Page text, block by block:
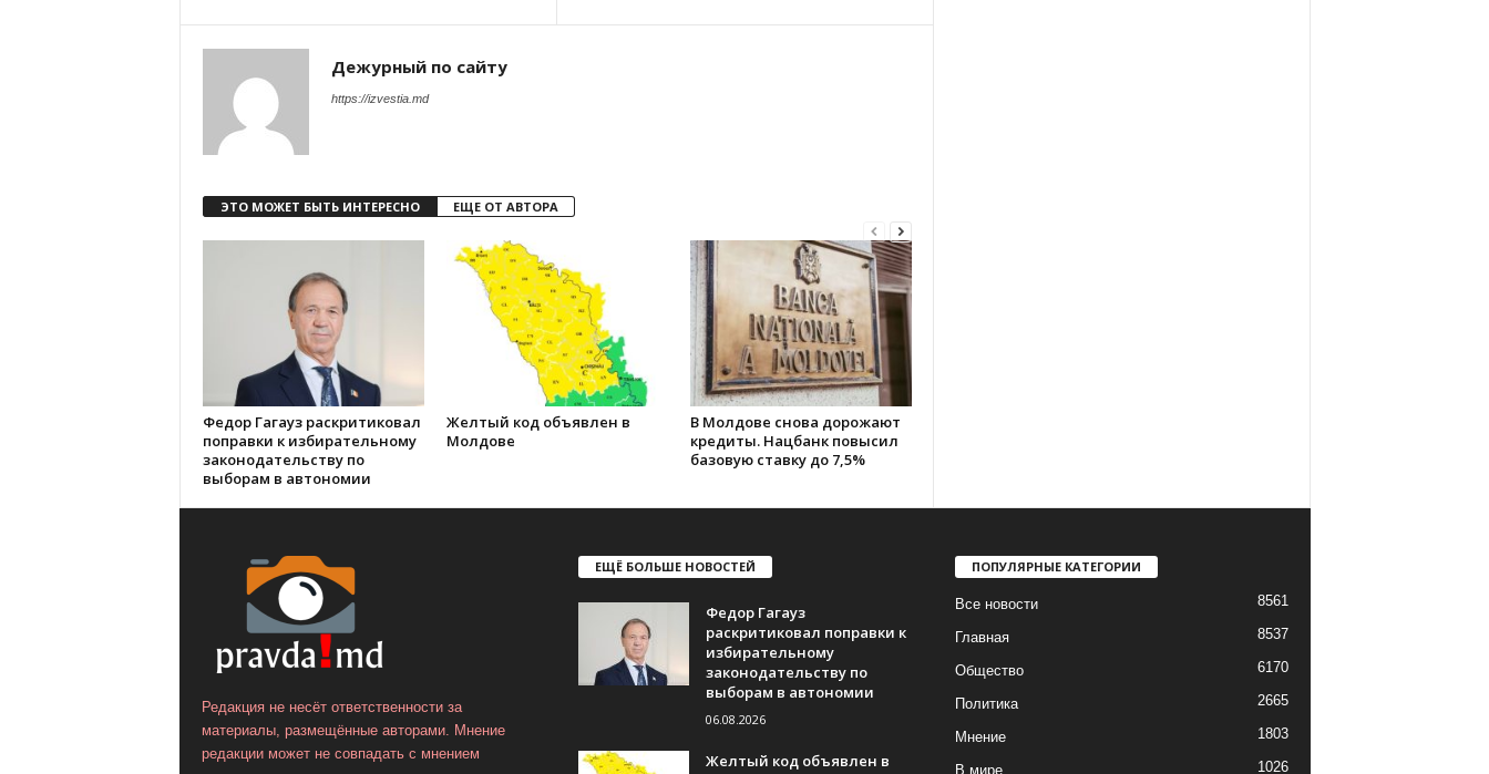
Дежурный по сайту
https://izvestia.md
ЭТО МОЖЕТ БЫТЬ ИНТЕРЕСНО ЕЩЕ ОТ АВТОРА
Федор Гагауз раскритиковал
поправки к избирательному
законодательству по
выборам в автономии
Желтый код объявлен в
Молдове
В Молдове снова дорожают
кредиты. Нацбанк повысил
базовую ставку до 7,5%
Редакция не несёт ответственности за
материалы, размещённые авторами. Мнение
редакции может не совпадать с мнением
ЕЩЁ БОЛЬШЕ НОВОСТЕЙ
Федор Гагауз
раскритиковал поправки к
избирательному
законодательству по
выборам в автономии
06.08.2026
Желтый код объявлен в
ПОПУЛЯРНЫЕ КАТЕГОРИИ
Все новости 8561
Главная 8537
Общество 6170
Политика 2665
Мнение 1803
В мире 1026